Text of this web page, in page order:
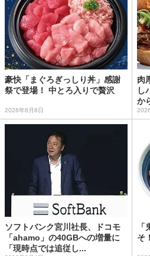
豪快「まぐろぎっしり丼」感謝
祭で登場！ 中とろ入りで贅沢
2026年8月8日
肉
し
か
ソフトバンク宮川社長、ドコモ
「ahamo」の40GBへの増量に
「現時点では追従し...
そ